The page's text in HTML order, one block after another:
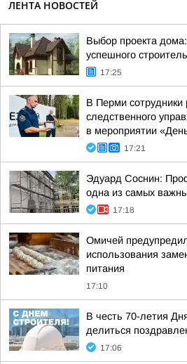
ЛЕНТА НОВОСТЕЙ
Выбор проекта
успешного
17:25
В Перми сотрудники
следственного
в мероприятии
17:21
Эдуард Соснин:
одна из самых
17:18
Омичей
использования
питания
17:10
В честь 70-летия
делиться
17:06